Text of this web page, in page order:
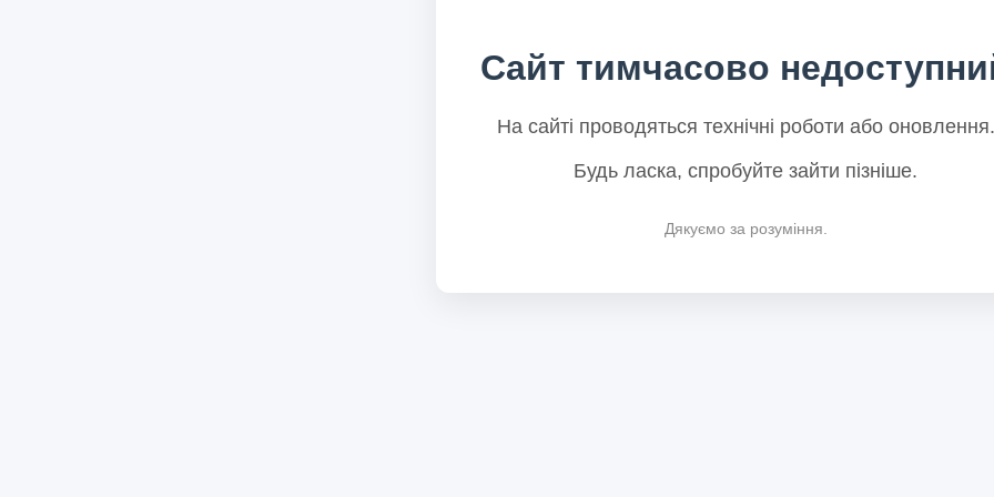
Сайт тимчасово
На сайті проводяться технічні роботи або оновлення.
Будь ласка, спробуйте зайти пізніше.
Дякуємо за розуміння.